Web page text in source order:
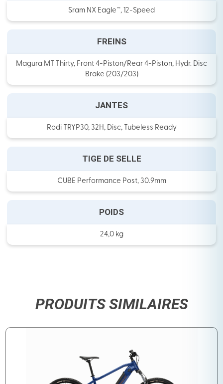
Sram NX Eagle™, 12-Speed
FREINS
Magura MT Thirty, Front 4-Piston/Rear 4-Piston, Hydr. Disc
Brake (203/203)
JANTES
Rodi TRYP30, 32H, Disc, Tubeless Ready
TIGE DE SELLE
CUBE Performance Post, 30.9mm
POIDS
24,0 kg
PRODUITS SIMILAIRES